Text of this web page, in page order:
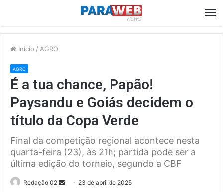
Início / AGRO
AGRO
É a tua chance, Papão!
Paysandu e Goiás decidem o
título da Copa Verde
Final da competição regional acontece nesta
quarta-feira (23), às 21h; partida pode ser a
última edição do torneio, segundo a CBF
Redação 02
Send 23 de abril de 2025